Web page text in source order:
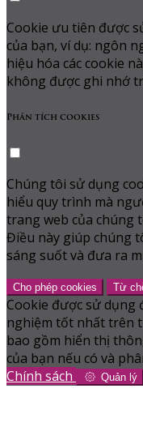
Cookie ưu tiên được
của bạn, ví dụ: ngôn
hiệu hóa các cookie
không được ghi nhớ
Phân tích cookies
Chúng tôi sử dụng
hiểu quy trình mà
trang web của chúng
Điều này giúp chúng
sáng suốt và đưa ra
Cho phép cookies Từ
Cookie được sử dụng
nghiệm tốt nhất trên
bao gồm hiển thị
của bạn nếu có và
Chính sách
Quản lý